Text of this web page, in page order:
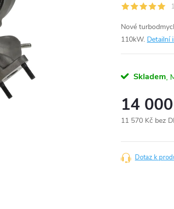
Nové
110kW. Detailní
Skladem
14
11 570 Kč bez
cena:
Dotaz k